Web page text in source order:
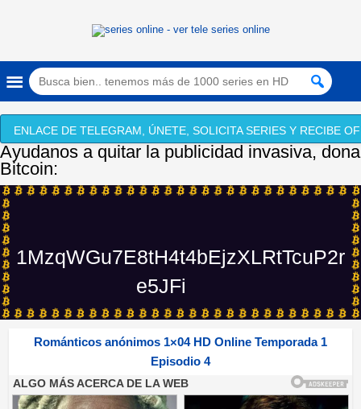
ENLACE DE TELEGRAM, ÚNETE, SOLICITA SERIES Y RECIBE
Ayudanos a quitar la publicidad invasiva, dona
Bitcoin:
1MzqWGu7E8tH4t4bEjzXLRtTcuP2r
e5JFi
Románticos anónimos 1×04 HD Online Temporada 1
Episodio 4